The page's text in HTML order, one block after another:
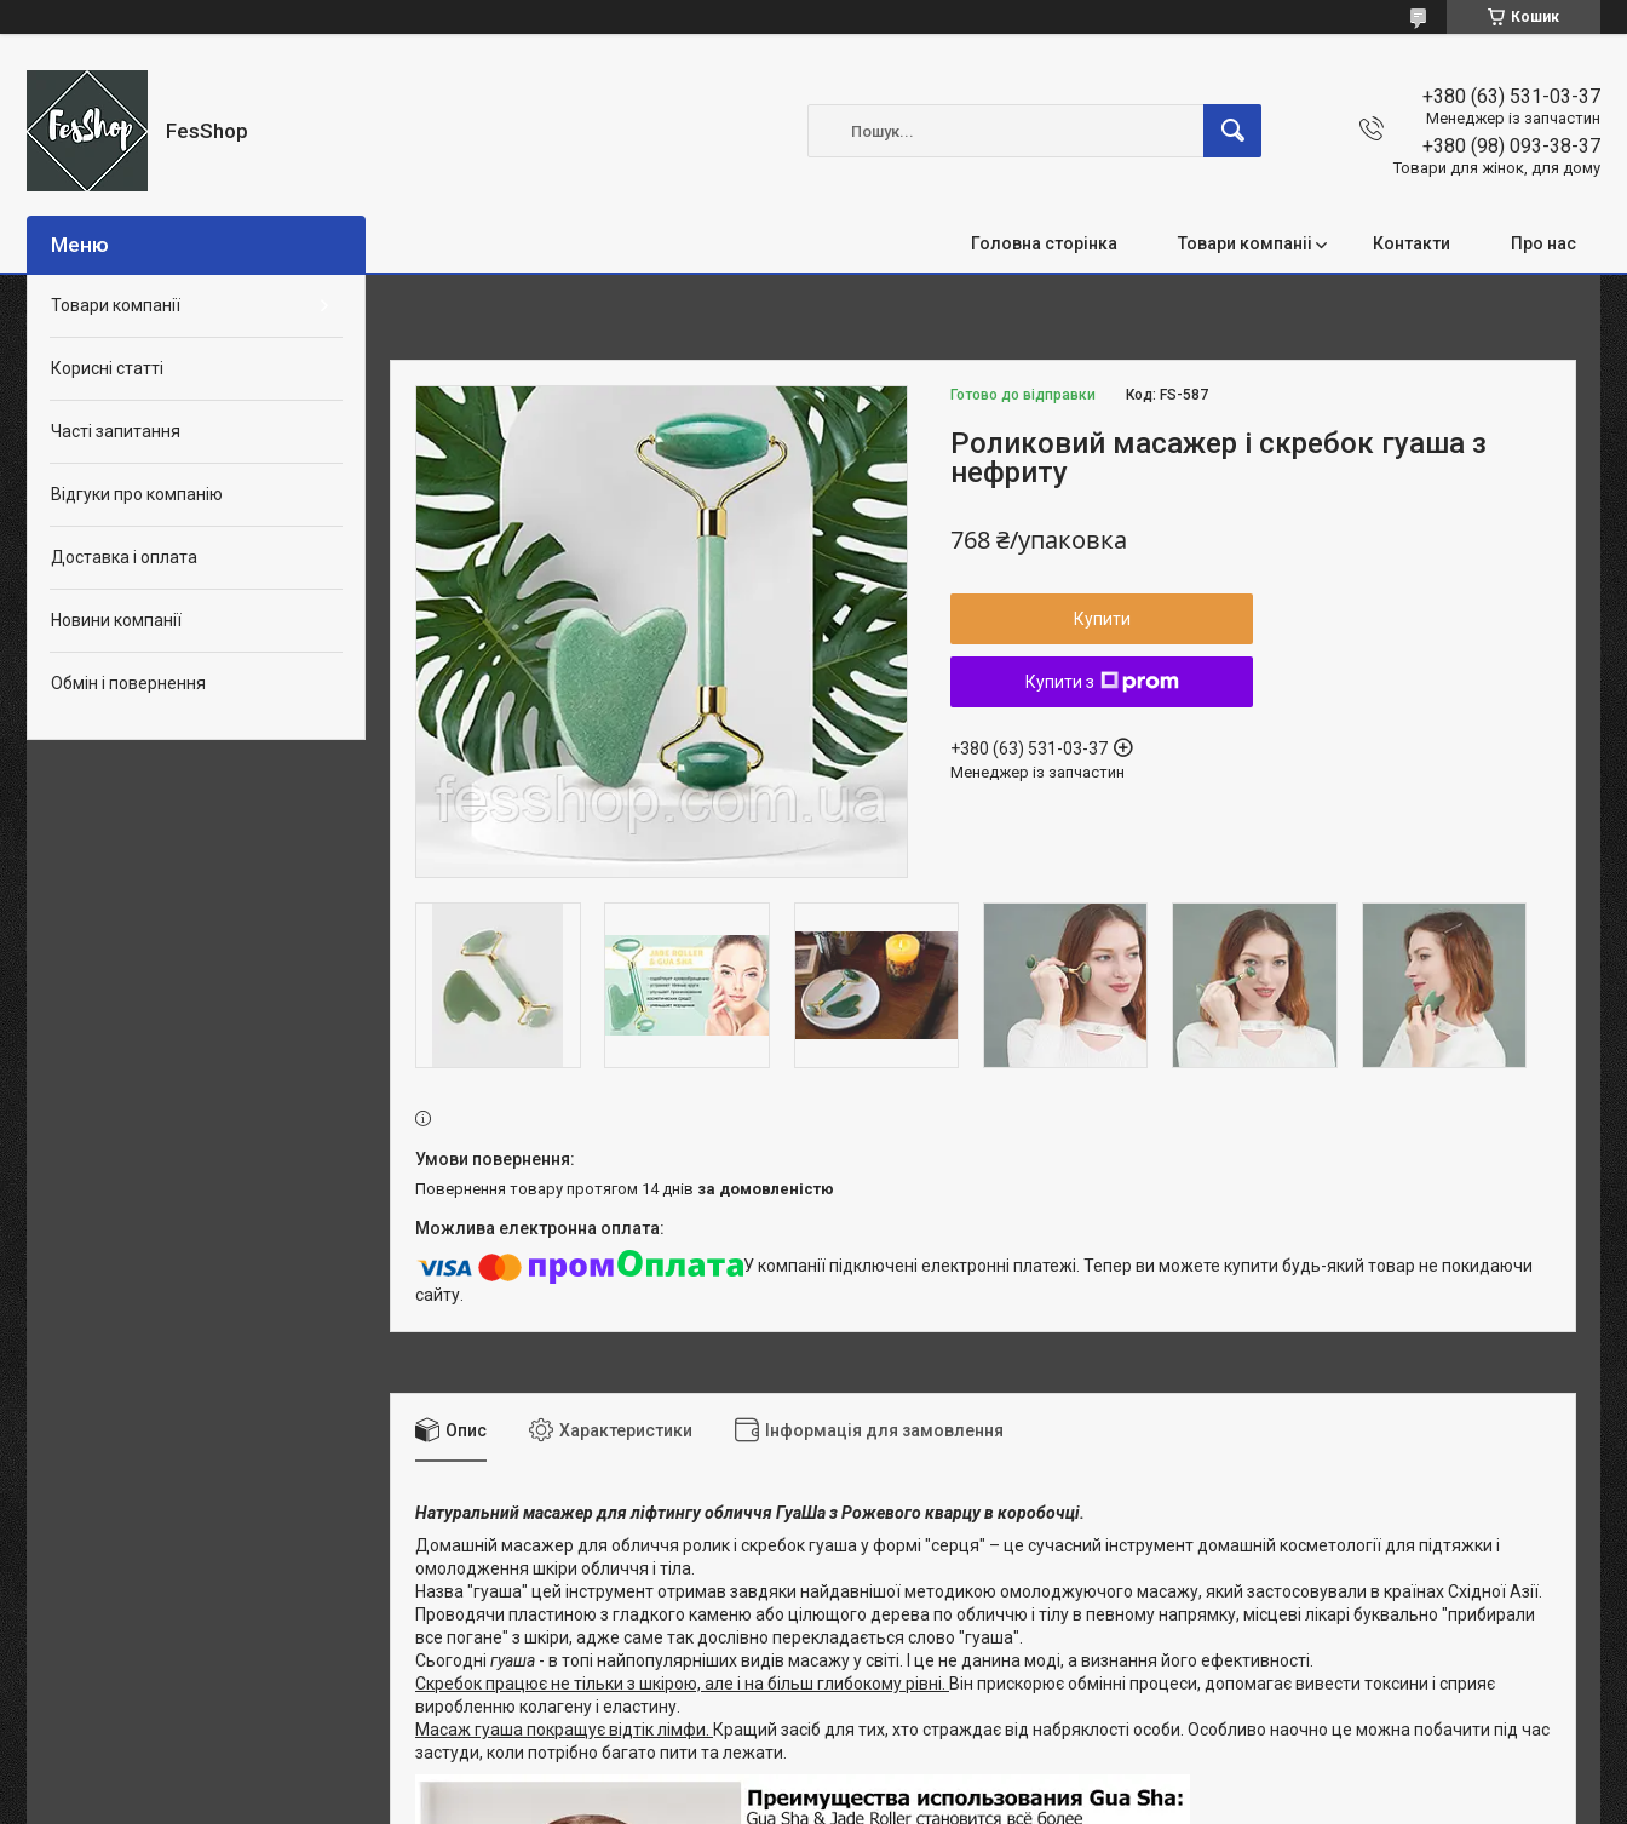
Кошик
FesShop
+380 (63) 531-03-37
Менеджер із запчастин
+380 (98) 093-38-37
Товари для жінок, для дому
Головна сторінка Товари компаніі Контакти Про нас
Готово до відправки Код: FS-587
Роликовий масажер і скребок гуаша з
нефриту
768 ₴/упаковка
Купити
Купити з
+380 (63) 531-03-37
Менеджер із запчастин
повернення товару протягом 14 днів за домовленістю
У компанії підключені електронні платежі. Тепер ви можете купити будь-який товар не покидаючи
сайту.
Опис Характеристики Інформація для замовлення
Натуральний масажер для ліфтингу обличчя ГуаШа з Рожевого кварцу в коробочці.
Домашній масажер для обличчя ролик і скребок гуаша у формі "серця" – це сучасний інструмент домашній косметології для підтяжки і
омолодження шкіри обличчя і тіла.
Назва "гуаша" цей інструмент отримав завдяки найдавнішої методикою омолоджуючого масажу, який застосовували в країнах Східної Азії.
Проводячи пластиною з гладкого каменю або цілющого дерева по обличчю і тілу в певному напрямку, місцеві лікарі буквально "прибирали
все погане" з шкіри, адже саме так дослівно перекладається слово "гуаша".
Сьогодні гуаша - в топі найпопулярніших видів масажу у світі. І це не данина моді, а визнання його ефективності.
Скребок працює не тільки з шкірою, але і на більш глибокому рівні. Він прискорює обмінні процеси, допомагає вивести токсини і сприяє
виробленню колагену і еластину.
Масаж гуаша покращує відтік лімфи. Кращий засіб для тих, хто страждає від набряклості особи. Особливо наочно це можна побачити під час
застуди, коли потрібно багато пити та лежати.
Товари компанії
Корисні статті
Часті запитання
Відгуки про компанію
Доставка і оплата
Новини компанії
Обмін і повернення